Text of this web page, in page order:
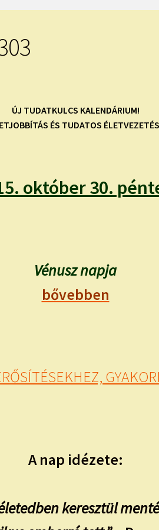
ÚJ TUDATKULCS KALENDÁRIUM!
ÉS TUDATOS
október 30.
Vénusz napja
bővebben
A nap idézete:
keresztül